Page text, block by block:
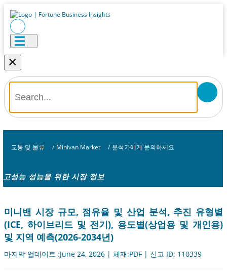
×
교통 및 물류 / Minivan Market / 분석가에게 문의하세요
고성능 성능을 위한 시장 정보
미니밴 시장 규모, 점유율 및 산업 분석, 추진 유형별
(ICE, 하이브리드 및 전기), 용도별(상업용 및 개인용)
및 지역 예측(2026-2034년)
마지막 업데이트 :June 24, 2026 | 체재:PDF | 신고 ID: 110339